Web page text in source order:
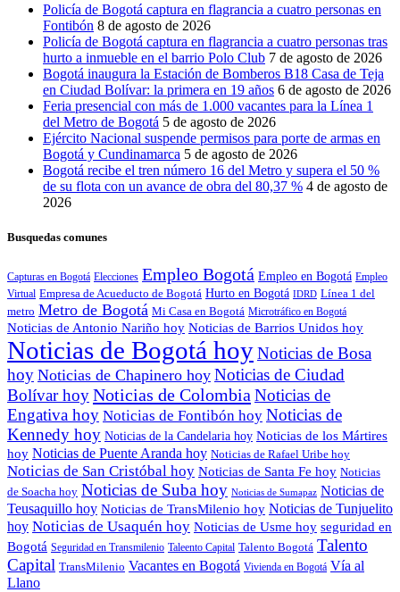
Policía de Bogotá captura en flagrancia a cuatro personas en
Fontibón 8 de agosto de 2026
Policía de Bogotá captura en flagrancia a cuatro personas tras
hurto a inmueble en el barrio Polo Club 7 de agosto de 2026
Bogotá inaugura la Estación de Bomberos B18 Casa de Teja
en Ciudad Bolívar: la primera en 19 años 6 de agosto de 2026
Feria presencial con más de 1.000 vacantes para la Línea 1
del Metro de Bogotá 5 de agosto de 2026
Ejército Nacional suspende permisos para porte de armas en
Bogotá y Cundinamarca 5 de agosto de 2026
Bogotá recibe el tren número 16 del Metro y supera el 50 %
de su flota con un avance de obra del 80,37 % 4 de agosto de
2026
Busquedas comunes
Capturas en Bogotá Elecciones Empleo Bogotá Empleo en Bogotá Empleo
Virtual Empresa de Acueducto de Bogotá Hurto en Bogotá IDRD Línea 1 del
metro Metro de Bogotá Mi Casa en Bogotá Microtráfico en Bogotá
Noticias de Antonio Nariño hoy Noticias de Barrios Unidos hoy
Noticias de Bogotá hoyNoticias de Bosa
hoy Noticias de Chapinero hoy Noticias de Ciudad
Bolívar hoyNoticias de Colombia Noticias de
Engativa hoy Noticias de Fontibón hoy Noticias de
Kennedy hoy Noticias de la Candelaria hoy Noticias de los Mártires
hoy Noticias de Puente Aranda hoy Noticias de Rafael Uribe hoy
Noticias de San Cristóbal hoy Noticias de Santa Fe hoy Noticias
de Soacha hoy Noticias de Suba hoy Noticias de Sumapaz Noticias de
Teusaquillo hoy Noticias de TransMilenio hoy Noticias de Tunjuelito
hoy Noticias de Usaquén hoy Noticias de Usme hoy seguridad en
Bogotá Seguridad en Transmilenio Taleento Capital Talento Bogotá Talento
Capital TransMilenio Vacantes en Bogotá Vivienda en Bogotá Vía al
Llano